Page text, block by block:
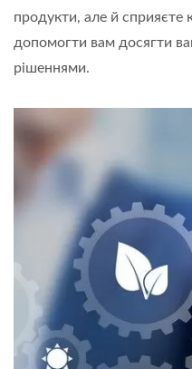
продукти, але й сприяєте
допомогти вам досягти
рішеннями.